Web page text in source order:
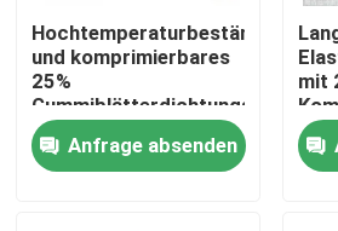
Zu Hause
Produkte
Hochtemperaturbeständiges
und komprimierbares
25%
Gummiblätterdichtungsset
für Industrie
Anfrage absenden
mit
und